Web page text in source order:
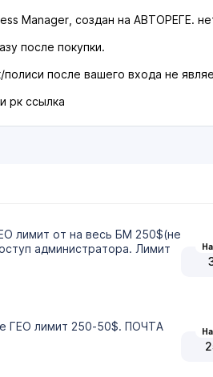
Manager, создан на АВТОРЕГЕ.
после покупки.
после вашего входа не
рк ссылка
лимит от на весь БМ 250$(не
администратора. Лимит
ГЕО лимит 250-50$. ПОЧТА